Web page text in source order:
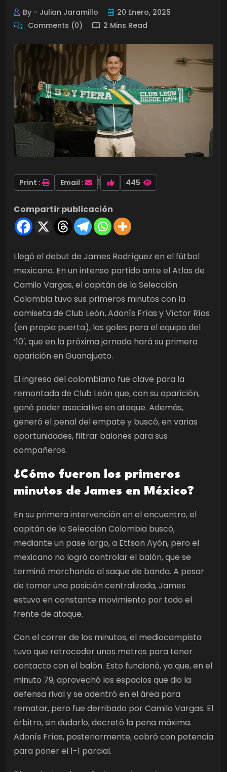
By - Julian Jaramillo
20 Enero, 2025
Comments (0)
2 Mins Read
Print : Email : 1 445
Compartir publicación
Llegó el debut de James Rodríguez en el fútbol
mexicano. En un intenso partido ante el Atlas de
Camilo Vargas, el capitán de la Selección
Colombia tuvo sus primeros minutos con la
camiseta de Club León.Adonís Frías y Víctor Ríos
(en propia puerta), los goles para el equipo del
‘10′, que en la próxima jornada hará su primera
aparición en Guanajuato.
El ingreso del colombiano fue clave para la
remontada de Club León que, con su aparición,
ganó poder asociativo en ataque. Además,
generó el penal del empate y buscó, en varias
oportunidades, filtrar balones para sus
compañeros.
¿Cómo fueron los primeros
minutos de James en México?
En su primera intervención en el encuentro, el
capitán de la Selección Colombia buscó,
mediante un pase largo, a Ettson Ayón, pero el
mexicano no logró controlar el balón, que se
terminó marchando al saque de banda. A pesar
de tomar una posición centralizada, James
estuvo en constante movimiento por todo el
frente de ataque.
Con el correr de los minutos, el mediocampista
tuvo que retroceder unos metros para tener
contacto con el balón. Esto funcionó, ya que, en el
minuto 79, aprovechó los espacios que dio la
defensa rival y se adentró en el área para
rematar, pero fue derribado por Camilo Vargas. El
árbitro, sin dudarlo, decretó la pena máxima.
Adonís Frías, posteriormente, cobró con potencia
para poner el 1-1 parcial.